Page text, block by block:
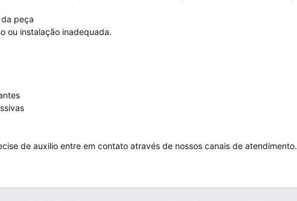
peça
ou instalação inadequada.
de auxilio entre em contato através de nossos canais de atendimento.